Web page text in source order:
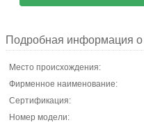
Подробная информация о
Место происхождения:
Фирменное наименование:
Сертификация:
Номер модели: